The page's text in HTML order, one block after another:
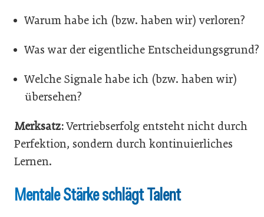
Warum habe ich (bzw. haben wir) verloren?
Was war der eigentliche Entscheidungsgrund?
Welche Signale habe ich (bzw. haben wir)
übersehen?
Merksatz:Vertriebserfolg entsteht nicht durch
Perfektion, sondern durch kontinuierliches
Lernen.
Mentale Stärke schlägt Talent